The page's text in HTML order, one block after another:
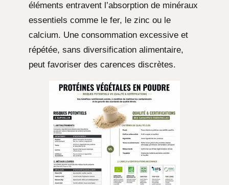
éléments entravent l’absorption de minéraux
essentiels comme le fer, le zinc ou le
calcium. Une consommation excessive et
répétée, sans diversification alimentaire,
peut favoriser des carences discrètes.